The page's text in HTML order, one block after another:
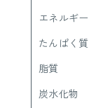
エネルギー
たんぱく質
脂質
炭水化物